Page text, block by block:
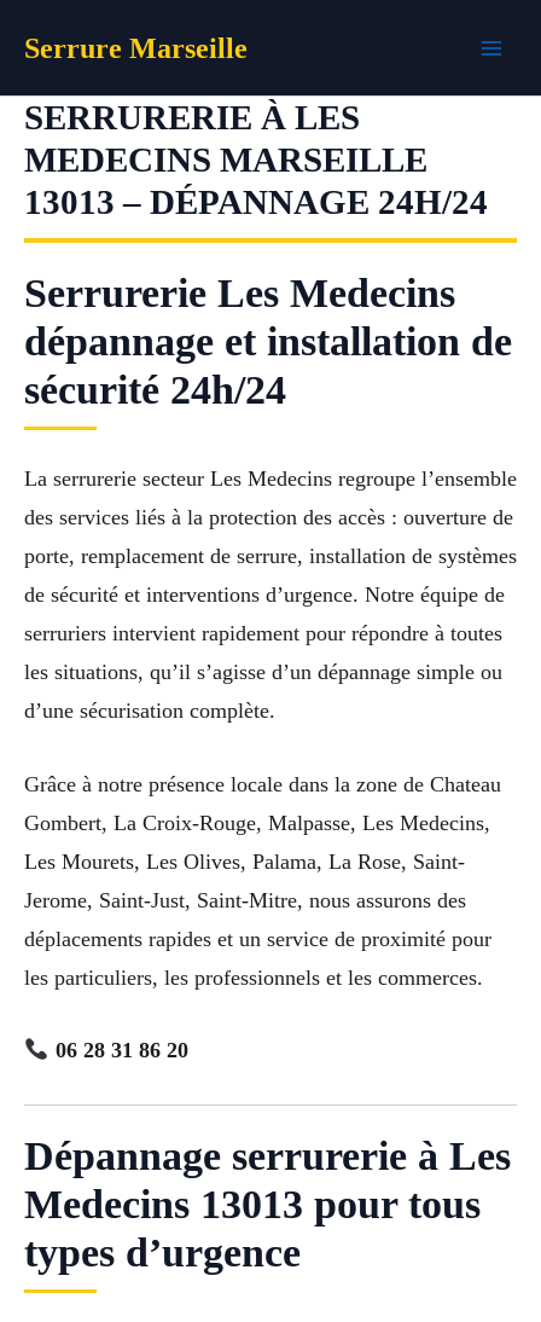
Serrure Marseille
SERRURERIE À LES
MEDECINS MARSEILLE
13013 – DÉPANNAGE 24H/24
Serrurerie Les Medecins
dépannage et installation de
sécurité 24h/24
La serrurerie secteur Les Medecins regroupe l’ensemble
des services liés à la protection des accès : ouverture de
porte, remplacement de serrure, installation de systèmes
de sécurité et interventions d’urgence. Notre équipe de
serruriers intervient rapidement pour répondre à toutes
les situations, qu’il s’agisse d’un dépannage simple ou
d’une sécurisation complète.
Grâce à notre présence locale dans la zone de Chateau
Gombert, La Croix-Rouge, Malpasse, Les Medecins,
Les Mourets, Les Olives, Palama, La Rose, Saint-
Jerome, Saint-Just, Saint-Mitre, nous assurons des
déplacements rapides et un service de proximité pour
les particuliers, les professionnels et les commerces.
06 28 31 86 20
Dépannage serrurerie à Les
Medecins 13013 pour tous
types d’urgence